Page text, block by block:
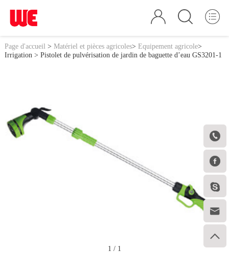





Page d'accueil > Matériel et pièces agricoles> Equipement agricole>
Irrigation > Pistolet de pulvérisation de jardin de baguette d’eau GS3201-1
1 / 1